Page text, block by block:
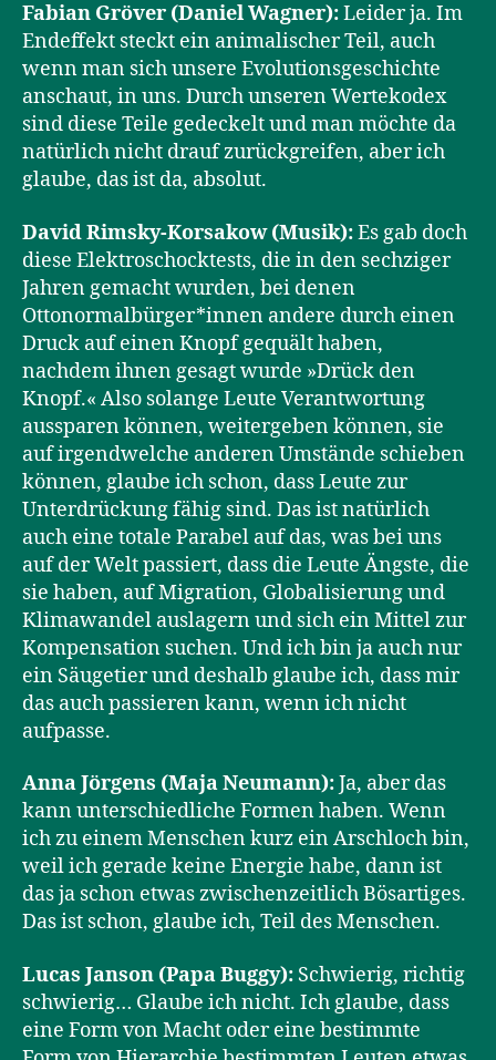
Fabian Gröver (Daniel Wagner):Leider ja. Im
Endeffekt steckt ein animalischer Teil, auch
wenn man sich unsere Evolutionsgeschichte
anschaut, in uns. Durch unseren Wertekodex
sind diese Teile gedeckelt und man möchte da
natürlich nicht drauf zurückgreifen, aber ich
glaube, das ist da, absolut.
David Rimsky-Korsakow (Musik):Es gab doch
diese Elektroschocktests, die in den sechziger
Jahren gemacht wurden, bei denen
Ottonormalbürger*innen andere durch einen
Druck auf einen Knopf gequält haben,
nachdem ihnen gesagt wurde »Drück den
Knopf.« Also solange Leute Verantwortung
aussparen können, weitergeben können, sie
auf irgendwelche anderen Umstände schieben
können, glaube ich schon, dass Leute zur
Unterdrückung fähig sind. Das ist natürlich
auch eine totale Parabel auf das, was bei uns
auf der Welt passiert, dass die Leute Ängste, die
sie haben, auf Migration, Globalisierung und
Klimawandel auslagern und sich ein Mittel zur
Kompensation suchen. Und ich bin ja auch nur
ein Säugetier und deshalb glaube ich, dass mir
das auch passieren kann, wenn ich nicht
aufpasse.
Anna Jörgens (Maja Neumann):Ja, aber das
kann unterschiedliche Formen haben. Wenn
ich zu einem Menschen kurz ein Arschloch bin,
weil ich gerade keine Energie habe, dann ist
das ja schon etwas zwischenzeitlich Bösartiges.
Das ist schon, glaube ich, Teil des Menschen.
Lucas Janson (Papa Buggy): Schwierig, richtig
schwierig… Glaube ich nicht. Ich glaube, dass
eine Form von Macht oder eine bestimmte